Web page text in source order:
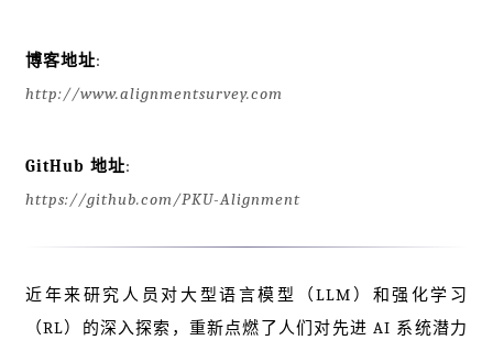
博客地址:
http://www.alignmentsurvey.com
GitHub 地址:
https://github.com/PKU-Alignment
近年来研究人员对大型语言模型（LLM）和强化学习
（RL）的深入探索，重新点燃了人们对先进 AI 系统潜力